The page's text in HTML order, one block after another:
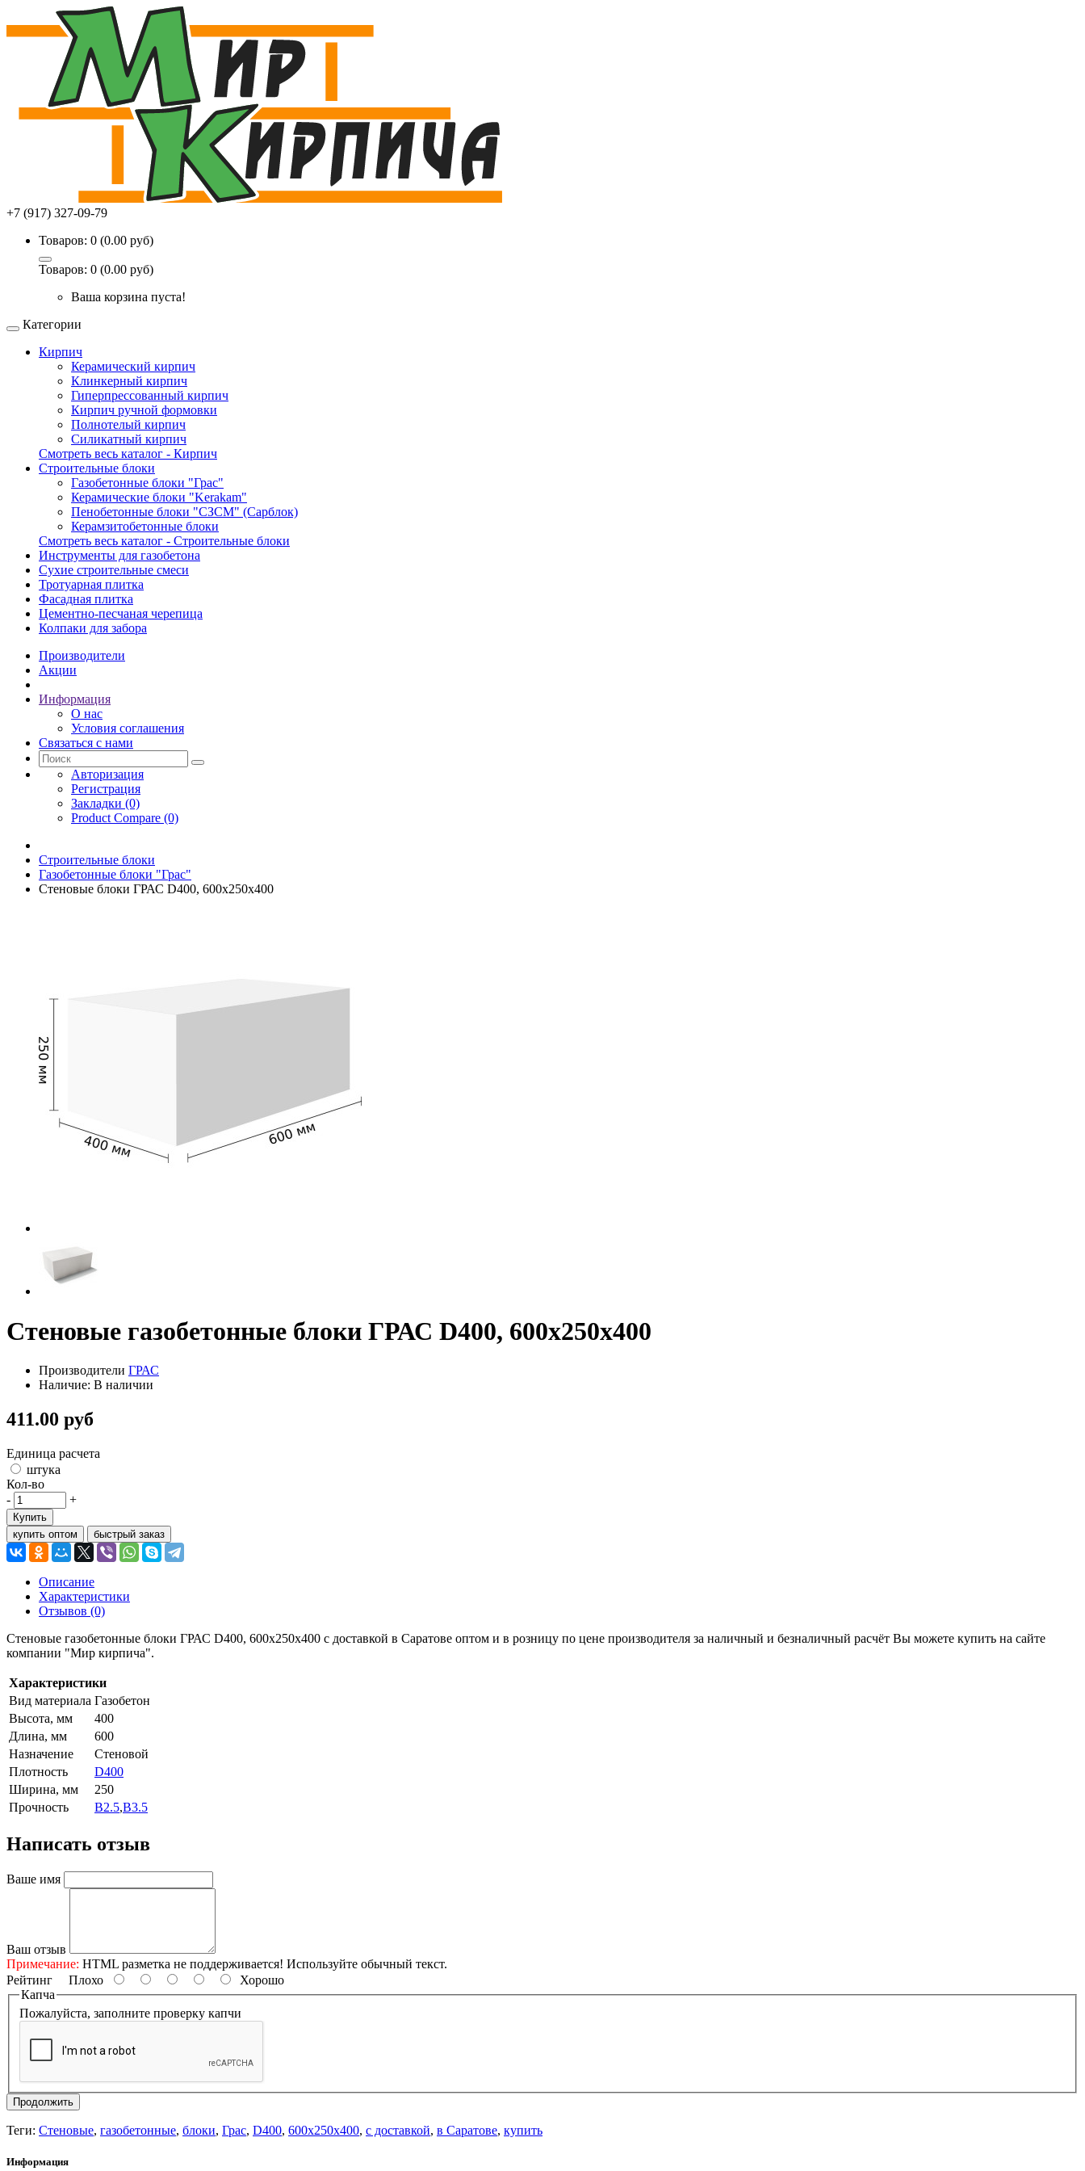
+7 (917) 327-09-79
Товаров: 0 (0.00 руб)
Товаров: 0 (0.00 руб)
Ваша корзина пуста!
Категории
Кирпич
Керамический кирпич
Клинкерный кирпич
Гиперпрессованный кирпич
Кирпич ручной формовки
Полнотелый кирпич
Силикатный кирпич
Смотреть весь каталог - Кирпич
Строительные блоки
Газобетонные блоки "Грас"
Керамические блоки "Kerakam"
Пенобетонные блоки "СЗСМ" (Сарблок)
Керамзитобетонные блоки
Смотреть весь каталог - Строительные блоки
Инструменты для газобетона
Сухие строительные смеси
Тротуарная плитка
Фасадная плитка
Цементно-песчаная черепица
Колпаки для забора
Производители
Акции
Информация
О нас
Условия соглашения
Связаться с нами
Авторизация
Регистрация
Закладки (0)
Product Compare (0)
Строительные блоки
Газобетонные блоки "Грас"
Стеновые блоки ГРАС D400, 600x250x400
Стеновые газобетонные блоки ГРАС D400, 600x250x400
Производители ГРАС
Наличие: В наличии
411.00 руб
Единица расчета
штука
Кол-во
-
+
Купить
купить оптом
быстрый заказ
Описание
Характеристики
Отзывов (0)
Стеновые газобетонные блоки ГРАС D400, 600x250x400 с доставкой в Саратове оптом и в розницу по цене производителя за наличный и безналичный расчёт Вы можете купить на сайте
компании "Мир кирпича".
Характеристики
Вид материала Газобетон
Высота, мм
400
Длина, мм
600
Назначение
Стеновой
Плотность
D400
Ширина, мм
250
Прочность
B2.5,B3.5
Написать отзыв
Ваше имя
Ваш отзыв
Примечание: HTML разметка не поддерживается! Используйте обычный текст.
Рейтинг Плохо
Хорошо
Капча
Пожалуйста, заполните проверку капчи
Продолжить
Теги: Стеновые, газобетонные, блоки, Грас, D400, 600x250x400, с доставкой, в Саратове, купить
Информация